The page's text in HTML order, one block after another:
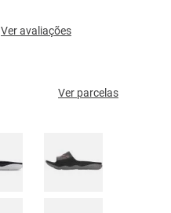
Ver avaliações
Ver parcelas